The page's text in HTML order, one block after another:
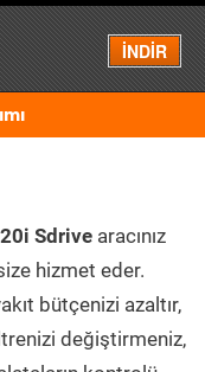
İNDİR
Menü
Sdrive aracınız
hizmet eder.
bütçenizi azaltır,
değiştirmeniz,